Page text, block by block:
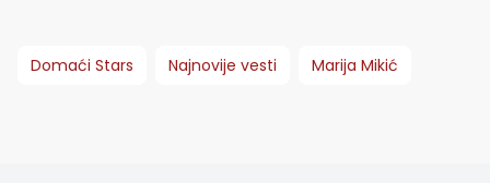
Domaći Stars Najnovije vesti Marija Mikić